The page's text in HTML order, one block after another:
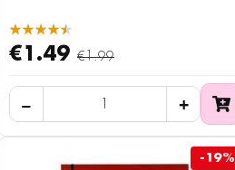
★★★★★
€1.49 €1.99
-19%